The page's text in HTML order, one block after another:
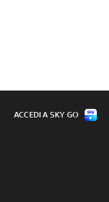
ACCEDI A SKY GO